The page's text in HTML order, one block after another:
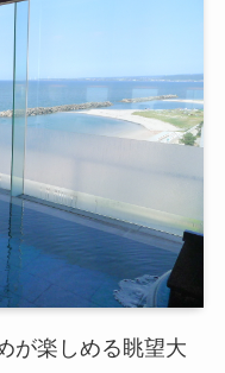
が楽しめる眺望大